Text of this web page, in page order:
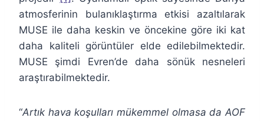
atmosferinin bulanıklaştırma etkisi azaltılarak
MUSE ile daha keskin ve öncekine göre iki kat
daha kaliteli görüntüler elde edilebilmektedir.
MUSE şimdi Evren’de daha sönük nesneleri
araştırabilmektedir.
“Artık hava koşulları mükemmel olmasa da AOF